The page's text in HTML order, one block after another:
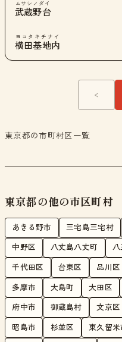
武蔵野台
ムサシノダイ
横田基地内
ヨコタキチナイ
<
東京都の市町村区一覧
東京都の他の市区町村
あきる野市 三宅島三宅村
中野区 八丈島八丈町 八
千代田区 台東区 品川区
多摩市 大島町 大田区
府中市 御蔵島村 文京区
昭島市 杉並区 東久留米